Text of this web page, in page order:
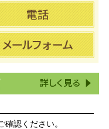
認ください。